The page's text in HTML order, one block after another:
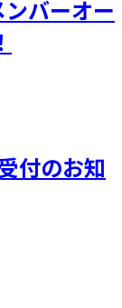
ンバーオー
付のお知